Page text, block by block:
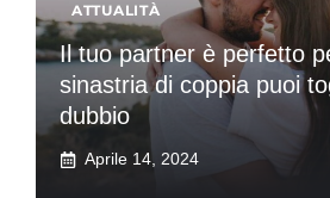
ATTUALITÀ
Il tuo partner è perfetto
sinastria di coppia puoi
dubbio
Aprile 14, 2024